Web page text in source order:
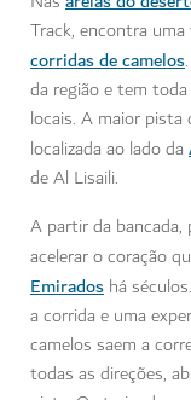
Track, encontra
corridas de camelos
da região e tem
locais. A maior pista
localizada ao lado da
de Al Lisaili.
A partir da
acelerar o coração
Emirados há
a corrida e uma
camelos saem a
todas as direções,